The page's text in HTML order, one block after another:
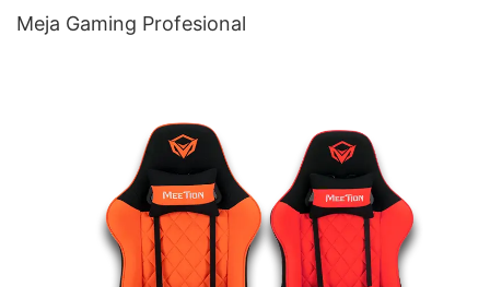
Meja Gaming Profesional